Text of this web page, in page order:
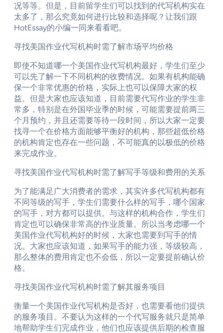
况等等。但是，目前留学生们可以找到的代写机构实在
太多了，那么究竟如何进行比较和选择呢？让我们跟
HotEssay的小编一同来看看吧。
寻找美国作业代写机构时需了解市场平均价格
即使不知道哪一个美国作业代写机构最好，学生们至少
可以先了解一下不同机构的收费情况。如果有机构能确
保一个非常优惠的价格，实际上也可以保障大家的权
益。但是大家也应该知道，目前需要代写作业的学生非
常多，特别是在外国毕业季的时候，可能需要提前两三
个月预约，并且还需要等待一段时间，所以大家一定要
找寻一个在价格方面能够平衡好的机构，那些超低价格
的机构肯定也存在一些问题，不可能真的以极低的价格
来完成作业。
寻找美国作业代写机构时需了解写手等级和费用的关系
为了能满足广大消费者的需求，其实许多代写机构都有
不同等级的写手，学生们需要什么样的写手，哪个国家
的写手，对方都可以提供。与这样的机构合作，学生们
肯定也可以确保非常高的作业质量。所以当考虑哪一个
美国作业代写机构好的时候，大家也需要到写手的情
况。大家也应该知道，如果写手的能力强，等级较高，
那么整体的费用肯定也不会低，所以一定要提前确认价
格。
寻找美国作业代写机构时需了解其服务项目
衡量一个美国作业代写机构是否好，也需要看他们提供
的服务项目。不要认为这样的一个代写服务就只是简单
地帮助学生们完成作业，他们也应该提供后期的检查服